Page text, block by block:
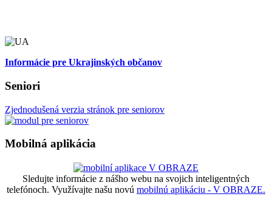
Informácie pre Ukrajinských občanov
Seniori
Zjednodušená verzia stránok pre seniorov
Mobilná aplikácia
Sledujte informácie z nášho webu na svojich inteligentných
telefónoch. Využívajte našu novú mobilnú aplikáciu - V OBRAZE.